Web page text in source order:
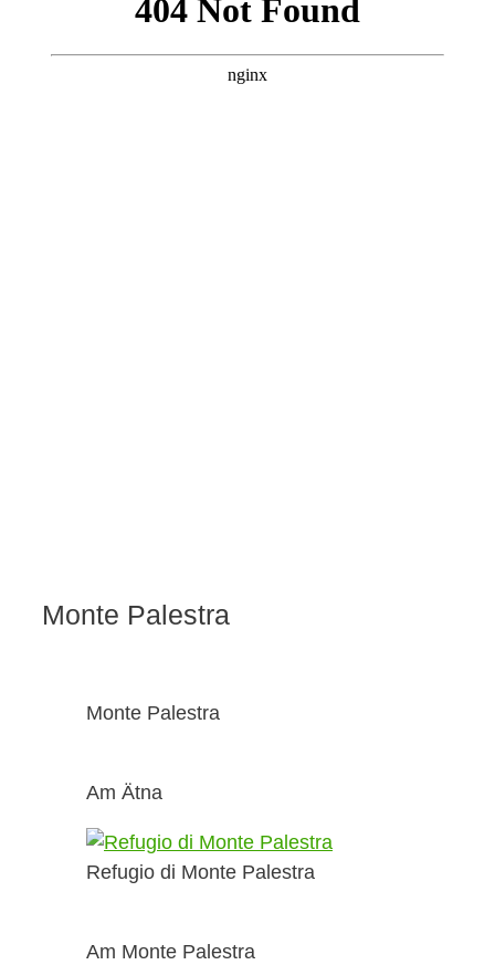
Monte Palestra
Monte Palestra
Am Ätna
Refugio di Monte Palestra
Am Monte Palestra